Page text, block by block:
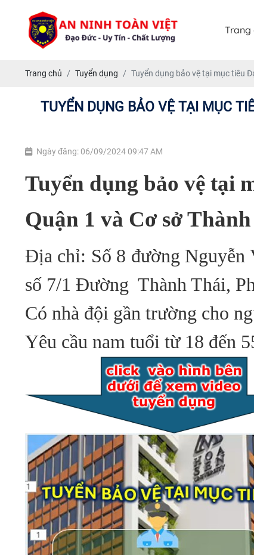
Trang
Trang chủ Tuyển dụng Tuyển dụng bảo vệ tại mục tiêu
TUYỂN DỤNG BẢO VỆ TẠI MỤC
Ngày đăng: 06/09/2024 09:47 AM
Tuyển dụng bảo vệ tại
Quận 1 và Cơ sở
Địa chỉ: Số 8 đường
số 7/1 Đường Thành Thái,
Có nhà đội gần trường cho
Yêu cầu nam tuổi từ 18 đến